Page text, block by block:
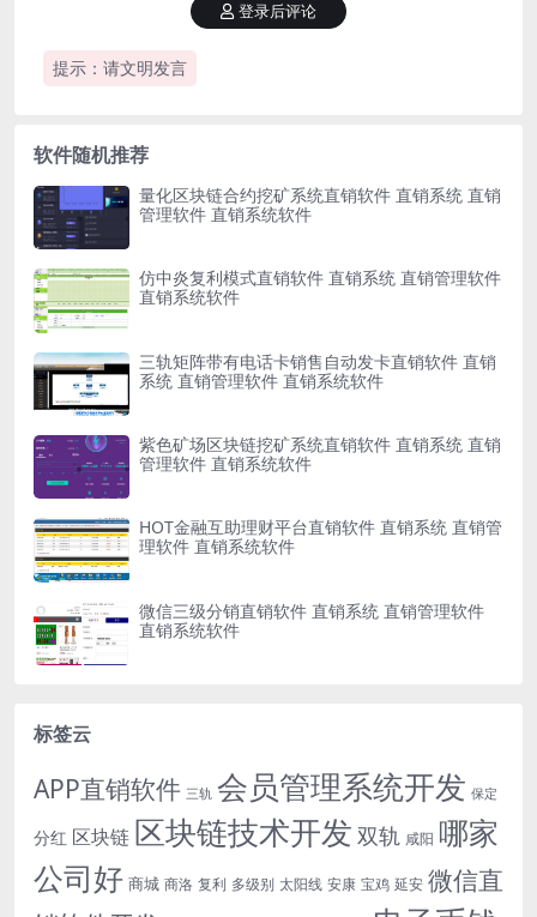
提示：请文明发言
登录后评论
软件随机推荐
量化区块链合约挖矿系统直销软件 直销系统 直销
管理软件 直销系统软件
仿中炎复利模式直销软件 直销系统 直销管理软件
直销系统软件
三轨矩阵带有电话卡销售自动发卡直销软件 直销
系统 直销管理软件 直销系统软件
紫色矿场区块链挖矿系统直销软件 直销系统 直销
管理软件 直销系统软件
HOT金融互助理财平台直销软件 直销系统 直销管
理软件 直销系统软件
微信三级分销直销软件 直销系统 直销管理软件
直销系统软件
标签云
APP直销软件 三轨 会员管理系统开发 保定
分红 区块链 区块链技术开发 双轨 咸阳 哪家
公司好 商城 商洛 复利 多级别 太阳线 安康 宝鸡 延安 微信直